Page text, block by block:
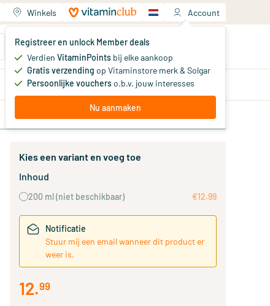
Winkels Account
Registreer en unlock Member deals
Verdien VitaminPoints bij elke aankoop
Gratis verzending op Vitaminstore merk & Solgar
Persoonlijke voucherso.b.v. jouw interesses
Nu aanmaken
Jouw winkelwagen
Je hebt nog geen producten
Aanbiedingen Memberdeals
Kies een variant en voeg toe
Inhoud
200 ml(niet beschikbaar) €12.99
Notificatie
Stuur mij een email wanneer dit product er
weer is.
12.99